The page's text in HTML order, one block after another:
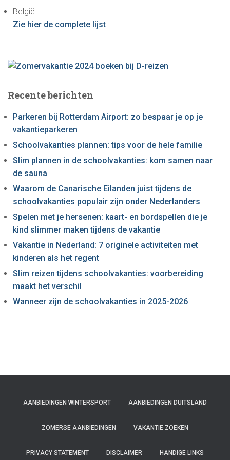
België
Zie hier de complete lijst.
Recente berichten
Parkeren bij Rotterdam Airport: zo bespaar je op je
vakantieparkeren
Schoolvakanties plannen: tips voor de hele familie
Slim plannen in de schoolvakanties: kom samen naar
de sauna
Waarom de Canarische Eilanden juist tijdens de
schoolvakanties populair zijn onder Nederlanders
Spelen met je hersenen: kaart- en bordspellen die je
kind slimmer maken tijdens de vakantie
Vakantie in Nederland: 7 originele activiteiten met
kinderen als het regent
Slim reizen tijdens schoolvakanties: voorbereiding
maakt het verschil
Wanneer zijn de schoolvakanties in 2025-2026
AANBIEDINGEN WINTERSPORT AANBIEDINGEN DUITSLAND
ZOMERSE AANBIEDINGEN VAKANTIE ZOEKEN
PRIVACY STATEMENT DISCLAIMER HANDIGE LINKS